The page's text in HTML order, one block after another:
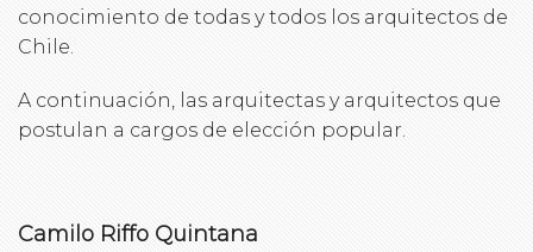
conocimiento de todas y todos los arquitectos de
Chile.
A continuación, las arquitectas y arquitectos que
postulan a cargos de elección popular.
Camilo Riffo Quintana